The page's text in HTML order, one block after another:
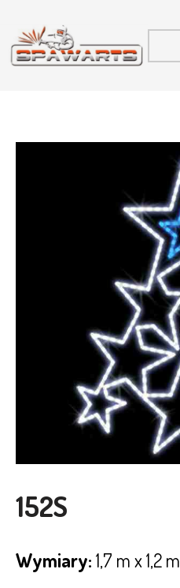
152S
Wymiary:1,7 m x 1,2 m